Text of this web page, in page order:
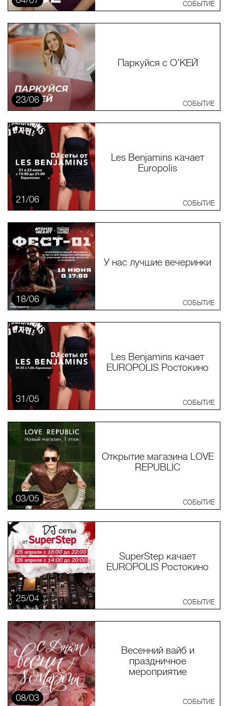
СОБЫТИЕ
Паркуйся с О’КЕЙ
23/06 СОБЫТИЕ
Les Benjamins качает
Europolis
21/06 СОБЫТИЕ
У нас лучшие вечеринки
18/06 СОБЫТИЕ
Les Benjamins качает
EUROPOLIS Ростокино
31/05 СОБЫТИЕ
Открытие магазина LOVE
REPUBLIC
03/05 СОБЫТИЕ
SuperStep качает
EUROPOLIS Ростокино
25/04 СОБЫТИЕ
Весенний вайб и
праздничное
мероприятие
08/03 СОБЫТИЕ